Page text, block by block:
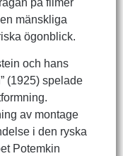
mänskliga
ögonblick.
och hans
(1925) spelade
av montage
i den ryska
Potemkin